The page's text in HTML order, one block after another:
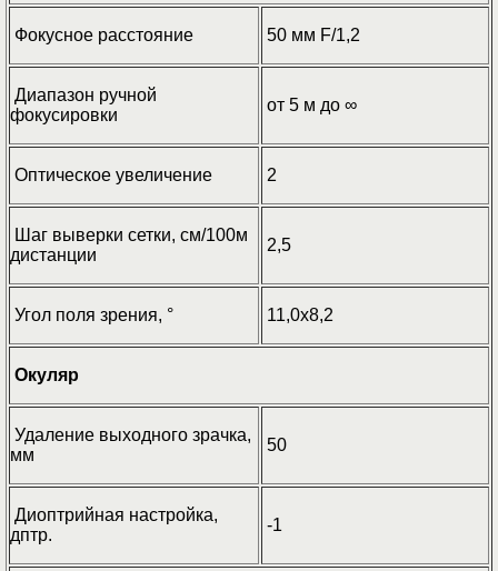
Фокусное расстояние 50 мм F/1,2
Диапазон ручной
фокусировки
от 5 м до ∞
Оптическое увеличение 2
Шаг выверки сетки, см/100м
дистанции
2,5
Угол поля зрения, ° 11,0х8,2
Окуляр
Удаление выходного зрачка,
мм
50
Диоптрийная настройка,
дптр.
-1